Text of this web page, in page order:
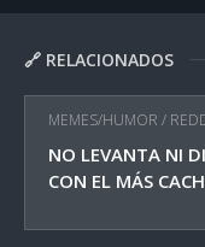
🔗 RELACIONADOS
MEMES/HUMOR /
NO LEVANTA NI
CON EL MÁS